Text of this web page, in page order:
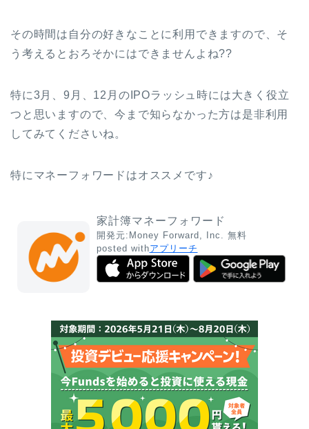
その時間は自分の好きなことに利用できますので、そ
う考えるとおろそかにはできませんよね??
特に3月、9月、12月のIPOラッシュ時には大きく役立
つと思いますので、今まで知らなかった方は是非利用
してみてくださいね。
特にマネーフォワードはオススメです♪
家計簿マネーフォワード
開発元: Money Forward, Inc.
無料
posted withアプリーチ